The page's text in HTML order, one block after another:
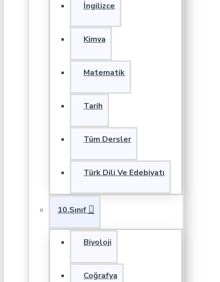
İngilizce
Kimya
Matematik
Tarih
Tüm Dersler
Türk Dili Ve Edebiyatı
10.Sınıf
Biyoloji
Coğrafya